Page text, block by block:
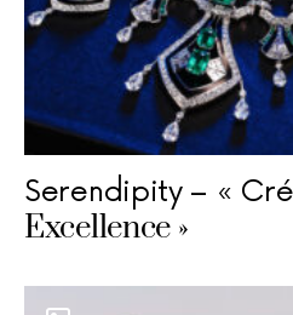
Serendipity – «
Excellence »